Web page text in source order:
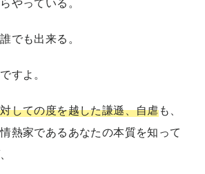
でも出来る。
すよ。
しての度を越した謙遜、自虐も、
熱家であるあなたの本質を知って